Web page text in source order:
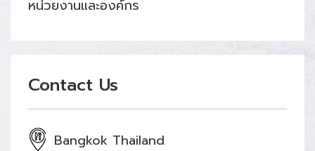
หน่วยงานและองค์กร
Contact Us
Bangkok Thailand